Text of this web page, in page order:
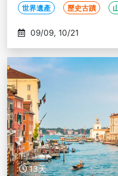
賽港、松露體驗
世界遺產 歷史古蹟
09/09, 10/21
13天